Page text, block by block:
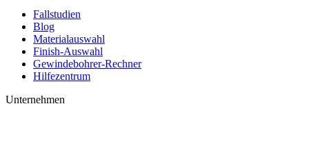
Fallstudien
Blog
Materialauswahl
Finish-Auswahl
Gewindebohrer-Rechner
Hilfezentrum
Unternehmen